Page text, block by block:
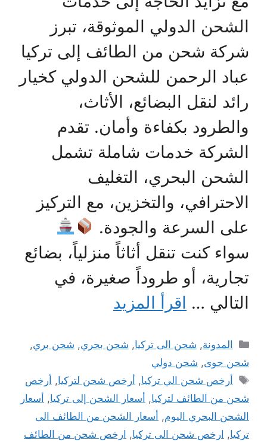
الشحن الدولي الموثوقة، تبرز
شركة شحن من الطائف إلى تركيا
عباد الرحمن للشحن الدولي كخيار
رائد لنقل البضائع، الأثاث،
والطرود بكفاءة وأمان. تقدم
الشركة خدمات شاملة تشمل
الشحن البحري، التغليف
الاحترافي، والتخزين، مع التركيز
على السرعة والجودة.
سواء كنت تنقل أثاثاً منزلياً، بضائع
تجارية، أو طروداً صغيرة، في
التالي … اقرأ المزيد
التصنيفات
المدونة, شحن الى تركيا, شحن بحري, شحن بري,
شحن جوى, شحن دولي
الوسوم
أرخص شحن الي تركيا, أرخص شحن لتركيا, أرخص
شحن من الطائف لتركيا, أسعار الشحن إلى تركيا, أسعار
الشحن البحري اليوم, أسعار الشحن من الطائف الى
تركيا, ارخص شحن الى تركيا, ارخص شحن من الطائف